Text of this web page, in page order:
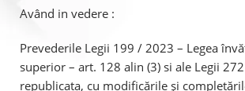
Având in vedere :
Prevederile Legii 199 / 2023 – Legea
superior – art. 128 alin (3) si ale Legii
republicata, cu modificările și